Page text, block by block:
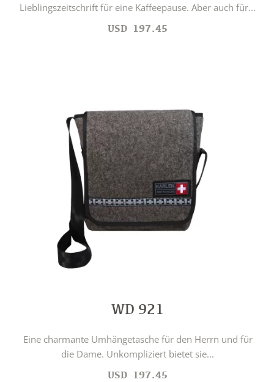
Lieblingszeitschrift für eine Kaffeepause. Aber auch für...
USD 197.45
WD 921
Eine charmante Umhängetasche für den Herrn und für
die Dame. Unkompliziert bietet sie...
USD 197.45